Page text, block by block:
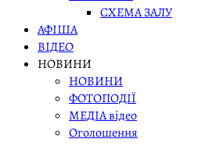
СХЕМА ЗАЛУ
АФІША
ВІДЕО
НОВИНИ
НОВИНИ
ФОТОПОДІЇ
МЕДІА відео
Оголошення